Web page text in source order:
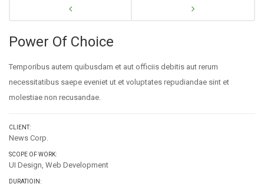
Power Of Choice
Temporibus autem quibusdam et aut officiis debitis aut rerum
necessitatibus saepe eveniet ut et voluptates repudiandae sint et
molestiae non recusandae.
CLIENT:
News Corp.
SCOPE OF WORK:
UI Design, Web Development
DURATIOIN: